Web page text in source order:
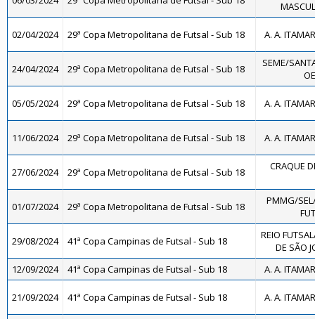
02/04/2024 29ª Copa Metropolitana de Futsal - Sub 18 A. A.
24/04/2024 29ª Copa Metropolitana de Futsal - Sub 18
SEME/
05/05/2024 29ª Copa Metropolitana de Futsal - Sub 18 A. A.
11/06/2024 29ª Copa Metropolitana de Futsal - Sub 18 A. A.
27/06/2024 29ª Copa Metropolitana de Futsal - Sub 18 CRAQUE
01/07/2024 29ª Copa Metropolitana de Futsal - Sub 18
PMMG/
29/08/2024 41ª Copa Campinas de Futsal - Sub 18
REIO
DE SÃO
12/09/2024
41ª Copa Campinas de Futsal - Sub 18 A. A.
21/09/2024 41ª Copa Campinas de Futsal - Sub 18 A. A.